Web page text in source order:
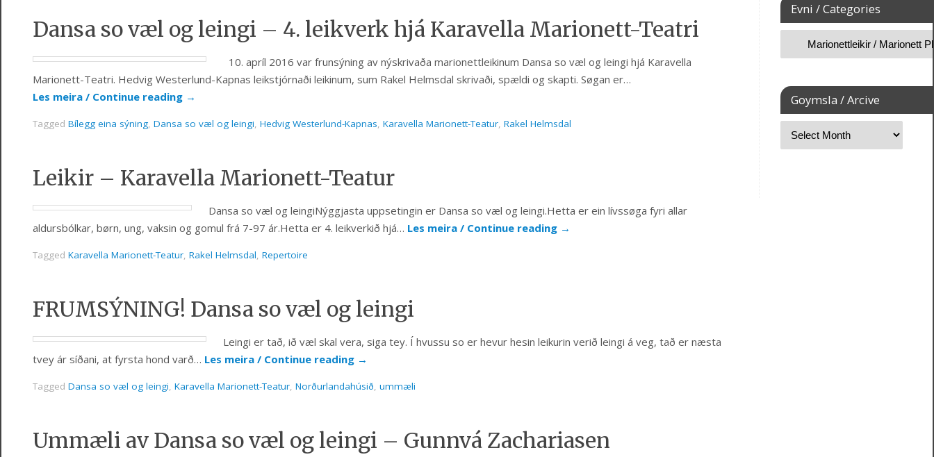
Dansa so væl og leingi – 4. leikverk hjá Karavella Marionett-Teatri
10. apríl 2016 var frunsýning av nýskrivaða marionettleikinum Dansa so væl og leingi hjá Karavella
Marionett-Teatri. Hedvig Westerlund-Kapnas leikstjórnaði leikinum, sum Rakel Helmsdal skrivaði, spældi og skapti. Søgan er…
Les meira / Continue reading →
Tagged Bílegg eina sýning, Dansa so væl og leingi, Hedvig Westerlund-Kapnas, Karavella Marionett-Teatur, Rakel Helmsdal
Leikir – Karavella Marionett-Teatur
Dansa so væl og leingiNýggjasta uppsetingin er Dansa so væl og leingi.Hetta er ein lívssøga fyri allar
aldursbólkar, børn, ung, vaksin og gomul frá 7-97 ár.Hetta er 4. leikverkið hjá… Les meira / Continue reading →
Tagged Karavella Marionett-Teatur, Rakel Helmsdal, Repertoire
FRUMSÝNING! Dansa so væl og leingi
Leingi er tað, ið væl skal vera, siga tey. Í hvussu so er hevur hesin leikurin verið leingi á veg, tað er næsta
tvey ár síðani, at fyrsta hond varð… Les meira / Continue reading →
Tagged Dansa so væl og leingi, Karavella Marionett-Teatur, Norðurlandahúsið, ummæli
Ummæli av Dansa so væl og leingi – Gunnvá Zachariasen
Evni / Categories
Goymsla / Arcive